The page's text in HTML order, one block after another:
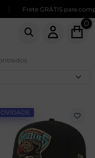
Frete GRÁTIS para compras
0